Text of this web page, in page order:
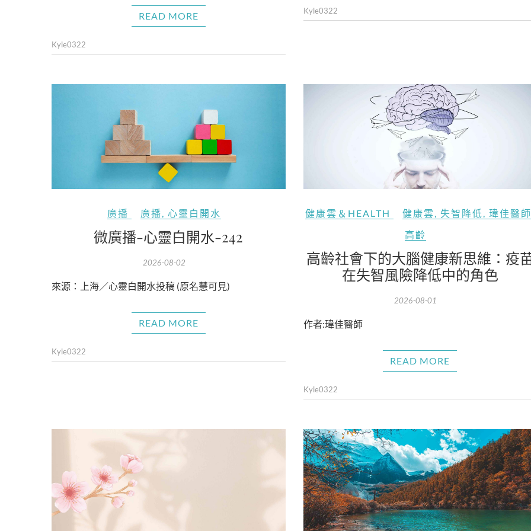
READ MORE
Kyle0322
Kyle0322
廣播 廣播, 心靈白開水
微廣播-心靈白開水-242
2026-08-02
來源：上海／心靈白開水投稿 (原名慧可見)
READ MORE
Kyle0322
健康雲＆HEALTH 健康雲,失智降低,瑋佳醫師
高齡
高齡社會下的大腦健康新思維：疫
在失智風險降低中的角色
2026-08-01
作者:瑋佳醫師
READ MORE
Kyle0322